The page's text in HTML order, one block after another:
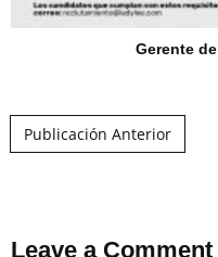
Gerente
Publicación Anterior
Leave a Comment